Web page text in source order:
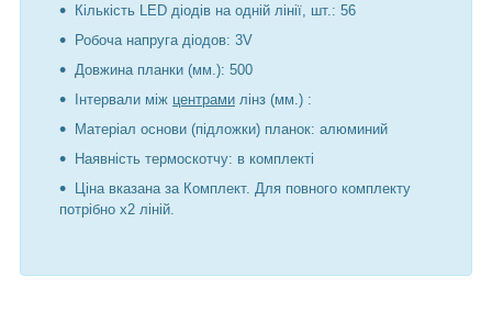
Кількість LED діодів на одній лінії, шт.: 56
Робоча напруга діодов: 3V
Довжина планки (мм.): 500
Інтервали між центрами лінз (мм.) :
Матеріал основи (підложки) планок: алюминий
Наявність термоскотчу: в комплекті
Ціна вказана за Комплект. Для повного комплекту
потрібно х2 ліній.